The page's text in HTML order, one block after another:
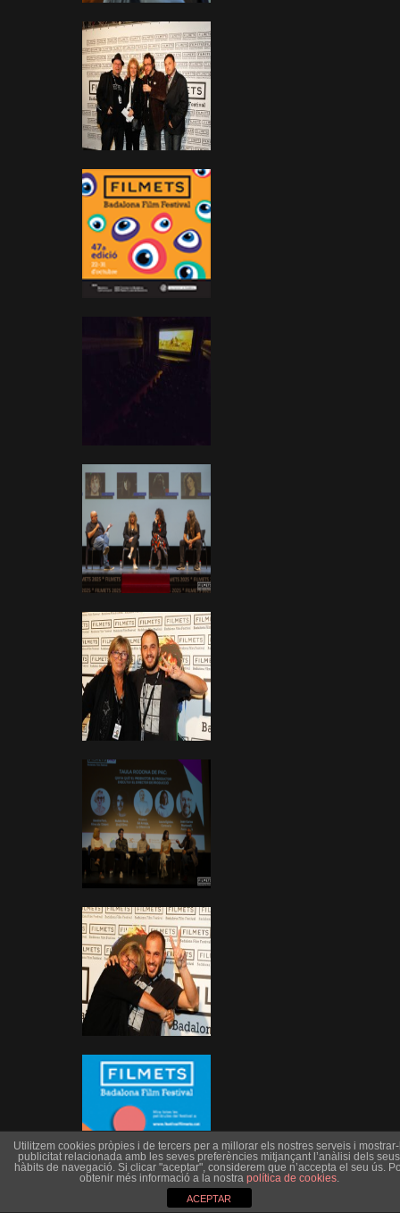
Utilitzem cookies pròpies i de tercers per a millorar els nostres serveis i
publicitat relacionada amb les seves preferències mitjançant l’anàlisi dels seus
hàbits de navegació. Si clicar "aceptar", considerem que n’accepta el seu ús.
obtenir més informació a la nostra política de cookies.
ACEPTAR